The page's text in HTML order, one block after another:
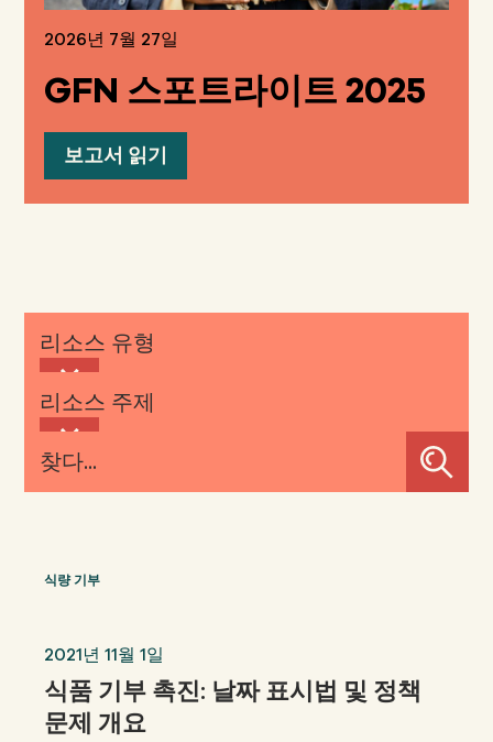
2026년 7월 27일
GFN 스포트라이트 2025
보고서 읽기
리소스 유형
리소스 주제
찾다...
식량 기부
2021년 11월 1일
식품 기부 촉진: 날짜 표시법 및 정책
문제 개요